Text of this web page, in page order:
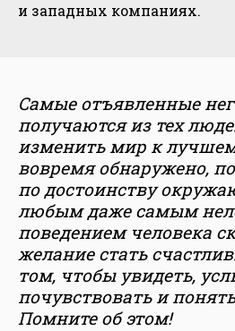
и западных компаниях.
Самые отъявленные
получаются из тех
изменить мир к
вовремя обнаружено,
по достоинству
любым даже самым
поведением человека
желание стать
том, чтобы увидеть,
почувствовать и
Помните об этом!